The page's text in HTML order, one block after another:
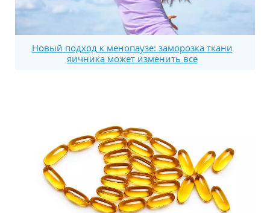
Новый подход к менопаузе: заморозка ткани
яичника может изменить все